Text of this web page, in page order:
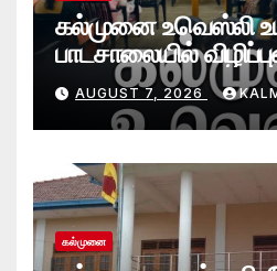
கல்முனை உவெஸ்லி
பாடசாலையில்
செயலமர்வு
AUGUST 7, 2026
கல்முனை